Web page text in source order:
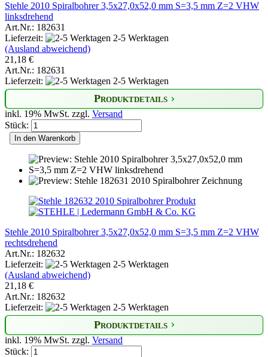
Stehle 2010 Spiralbohrer 3,5x27,0x52,0 mm S=3,5 mm Z=2 VHW
linksdrehend
Art.Nr.: 182631
Lieferzeit:
2-5 Werktagen
(Ausland abweichend)
21,18 €
Art.Nr.: 182631
Lieferzeit:
2-5 Werktagen
Produktdetails
inkl. 19% MwSt. zzgl. Versand
Stück:
In den Warenkorb
Stehle 2010 Spiralbohrer 3,5x27,0x52,0 mm S=3,5 mm Z=2 VHW
rechtsdrehend
Art.Nr.: 182632
Lieferzeit:
2-5 Werktagen
(Ausland abweichend)
21,18 €
Art.Nr.: 182632
Lieferzeit:
2-5 Werktagen
Produktdetails
inkl. 19% MwSt. zzgl. Versand
Stück: